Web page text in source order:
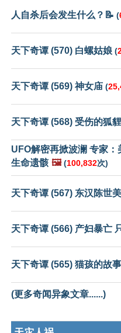
人自杀后会发生什么？📝 (
天下奇谭 (570) 白螺姑娘 (
天下奇谭 (569) 神女庙 (
天下奇谭 (568) 受伤的狐
UFO解密再掀波澜 专家：
生命遗骸 🖼️ (100,832次)
天下奇谭 (567) 东汉陈世美
天下奇谭 (566) 产妇暴亡
天下奇谭 (565) 猫孩的故事
(更多奇闻异象文章......)